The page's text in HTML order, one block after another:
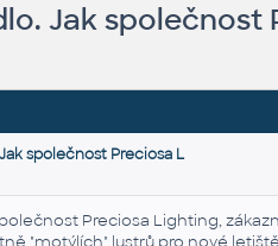
Jak společnost
společnost Preciosa L
Preciosa Lighting,